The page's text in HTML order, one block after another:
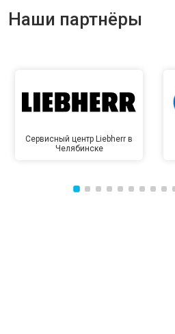
Наши партнёры
Сервисный центр Liebherr в
Челябинске